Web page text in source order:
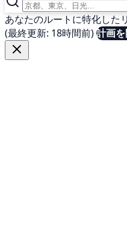
あなたのルートに特化した
(最終更新: 18時間前)計画